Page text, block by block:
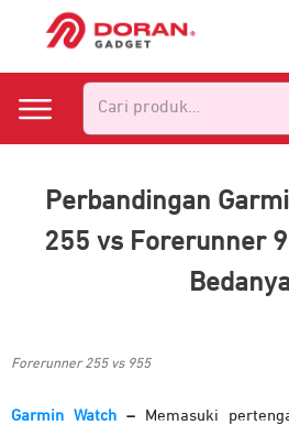
Perbandingan
255 vs Forerunner
Forerunner 255 vs 955
Garmin Watch –
Memasuki